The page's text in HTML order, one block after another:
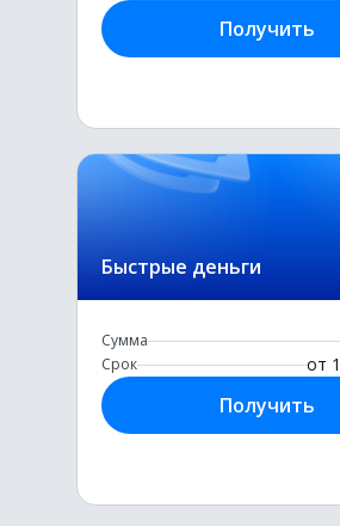
Получить
Быстрые деньги
Сумма
Срок от 1
Получить